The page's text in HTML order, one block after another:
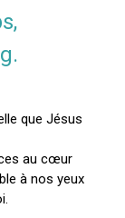
que Jésus
au cœur
à nos yeux